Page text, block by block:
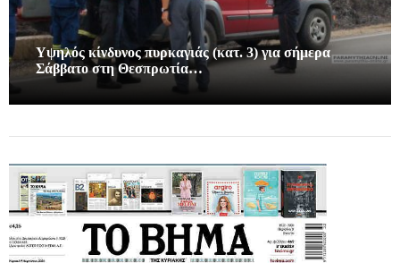
Υψηλός κίνδυνος πυρκαγιάς (κατ. 3) για σήμερα
Σάββατο στη Θεσπρωτία…